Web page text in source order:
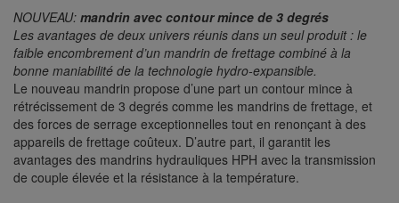
NOUVEAU: mandrin avec contour mince de 3 degrés
Les avantages de deux univers réunis dans un seul produit : le
faible encombrement d’un mandrin de frettage combiné à la
bonne maniabilité de la technologie hydro-expansible.
Le nouveau mandrin propose d’une part un contour mince à
rétrécissement de 3 degrés comme les mandrins de frettage, et
des forces de serrage exceptionnelles tout en renonçant à des
appareils de frettage coûteux. D’autre part, il garantit les
avantages des mandrins hydrauliques HPH avec la transmission
de couple élevée et la résistance à la température.